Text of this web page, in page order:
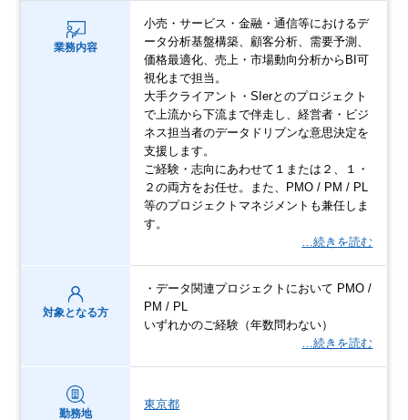
業務内容
小売・サービス・金融・通信等におけるデ
ータ分析基盤構築、顧客分析、需要予測、
価格最適化、売上・市場動向分析からBI可
視化まで担当。
大手クライアント・SIerとのプロジェクト
で上流から下流まで伴走し、経営者・ビジ
ネス担当者のデータドリブンな意思決定を
支援します。
ご経験・志向にあわせて１または２、１・
２の両方をお任せ。また、PMO / PM / PL
等のプロジェクトマネジメントも兼任しま
す。
…続きを読む
対象となる方
・データ関連プロジェクトにおいて PMO /
PM / PL
いずれかのご経験（年数問わない）
…続きを読む
勤務地
東京都